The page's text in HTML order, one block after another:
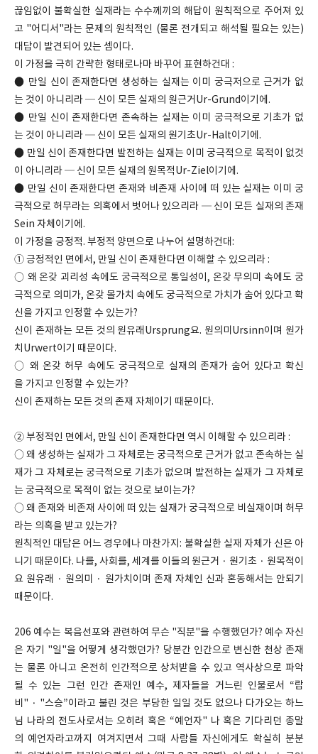
끊임없이 불확실한 실재라는 수수께끼의 해답이 원칙적으로 주어져 있
고 "어디서"라는 문제의 원칙적인 (물론 전개되고 해석될 필요는 있는)
대답이 발견되어 있는 셈이다.
이 가정을 극히 간략한 형태로나마 바꾸어 표현하건대 :
● 만일 신이 존재한다면 생성하는 실재는 이미 궁극저으로 근거가 없
는 것이 아니리라 ─ 신이 모든 실재의 원근거Ur-Grund이기에.
● 만일 신이 존재한다면 존속하는 실재는 이미 궁극적으로 기초가 없
는 것이 아니리라 ─ 신이 모든 실재의 원기초Ur-Halt이기에.
● 만일 신이 존재한다면 발전하는 실재는 이미 궁극적으로 목적이 없것
이 아니리라 ─ 신이 모든 실재의 원목적Ur-Ziel이기에.
● 만일 신이 존재한다면 존재와 비존재 사이에 떠 있는 실재는 이미 궁
극적으로 허무라는 의혹에서 벗어나 있으리라 ─ 신이 모든 실재의 존재
Sein 자체이기에.
이 가정을 긍정적. 부정적 양면으로 나누어 설명하건대:
① 긍정적인 면에서, 만일 신이 존재한다면 이해할 수 있으리라 :
○ 왜 온갖 괴리성 속에도 궁극적으로 통일성이, 온갖 무의미 속에도 궁
극적으로 의미가, 온갖 몰가치 속에도 궁극적으로 가치가 숨어 있다고 확
신을 가지고 인정할 수 있는가?
신이 존재하는 모든 것의 원유래Ursprung요. 원의미Ursinn이며 원가
치Urwert이기 때문이다.
○ 왜 온갖 허무 속에도 궁극적으로 실재의 존재가 숨어 있다고 확신
을 가지고 인정할 수 있는가?
신이 존재하는 모든 것의 존재 자체이기 때문이다.
② 부정적인 면에서, 만일 신이 존재한다면 역시 이해할 수 있으리라 :
○ 왜 생성하는 실재가 그 자체로는 궁극적으로 근거가 없고 존속하는 실
재가 그 자체로는 궁극적으로 기초가 없으며 발전하는 실재가 그 자체로
는 궁극적으로 목적이 없는 것으로 보이는가?
○ 왜 존재와 비존재 사이에 떠 있는 실재가 궁극적으로 비실재이며 허무
라는 의혹을 받고 있는가?
원칙적인 대답은 어느 경우에나 마찬가지: 불확실한 실재 자체가 신은 아
니기 때문이다. 나를, 사회를, 세계를 이들의 원근거 · 원기초 · 원목적이
요 원유래 · 원의미 · 원가치이며 존재 자체인 신과 혼동해서는 안되기
때문이다.
206 예수는 복음선포와 관련하여 무슨 "직분"을 수행했던가? 예수 자신
은 자기 "일"을 어떻게 생각했던가? 당분간 인간으로 변신한 천상 존재
는 물론 아니고 온전히 인간적으로 상처받을 수 있고 역사상으로 파악
될 수 있는 그런 인간 존재인 예수, 제자들을 거느린 인물로서 “랍
비" · "스승”이라고 불린 것은 부당한 일일 것도 없으나 다가오는 하느
님 나라의 전도사로서는 오히려 혹은 “예언자" 나 혹은 기다리던 종말
의 예언자라고까지 여겨지면서 그때 사람들 자신에게도 확실히 분분